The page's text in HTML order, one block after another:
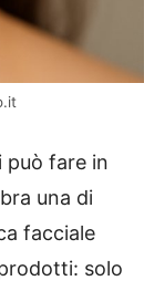
può fare in
una di
facciale
solo